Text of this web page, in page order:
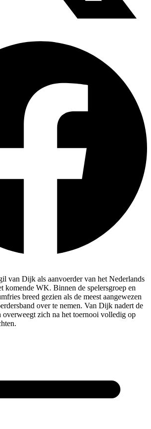
van Dijk als aanvoerder van het Nederlands
komende WK. Binnen de spelersgroep en
breed gezien als de meest aangewezen
over te nemen. Van Dijk nadert de
overweegt zich na het toernooi volledig op